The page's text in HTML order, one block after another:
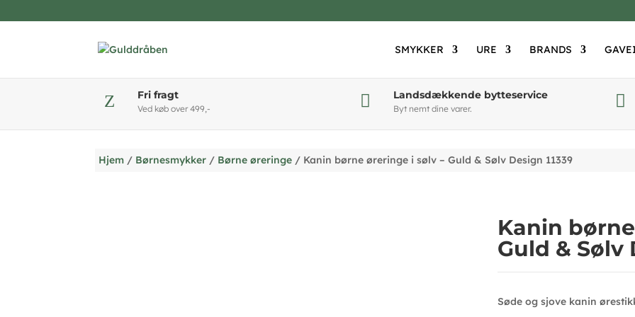
SMYKKER URE BRANDS
Z Fri fragt
Ved køb over 499,-  Landsdækkende bytteservice
Byt nemt dine varer. 
Hjem / Børnesmykker / Børne øreringe / Kanin børne øreringe i sølv – Guld & Sølv Design 11339
Kanin
Guld & Sølv
Søde og sjove kanin